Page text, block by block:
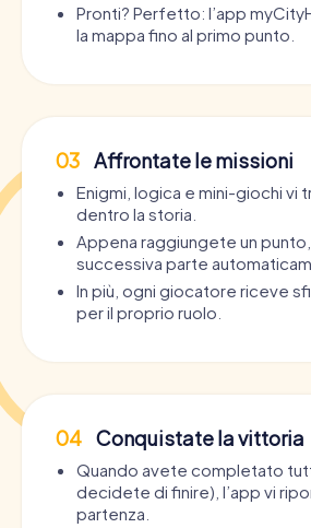
Pronti? Perfetto: l’app
la mappa fino al primo punto.
03 Affrontate le missioni
Enigmi, logica e mini-giochi vi
dentro la storia.
Appena raggiungete un
successiva parte
In più, ogni giocatore riceve
per il proprio ruolo.
04 Conquistate la vittoria
Quando avete completato
decidete di finire), l’app vi
partenza.